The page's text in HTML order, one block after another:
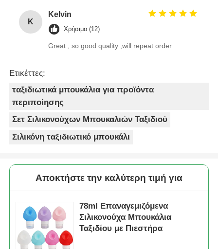
K
Kelvin
Χρήσιμο (12)
Great , so good quality ,will repeat order
Ετικέττες:
ταξιδιωτικά μπουκάλια για προϊόντα
περιποίησης
Σετ Σιλικονούχων Μπουκαλιών Ταξιδιού
Σιλικόνη ταξιδιωτικό μπουκάλι
Αποκτήστε την καλύτερη τιμή για
78ml Επαναγεμιζόμενα
Σιλικονούχα Μπουκάλια
Ταξιδίου με Πιεστήρα